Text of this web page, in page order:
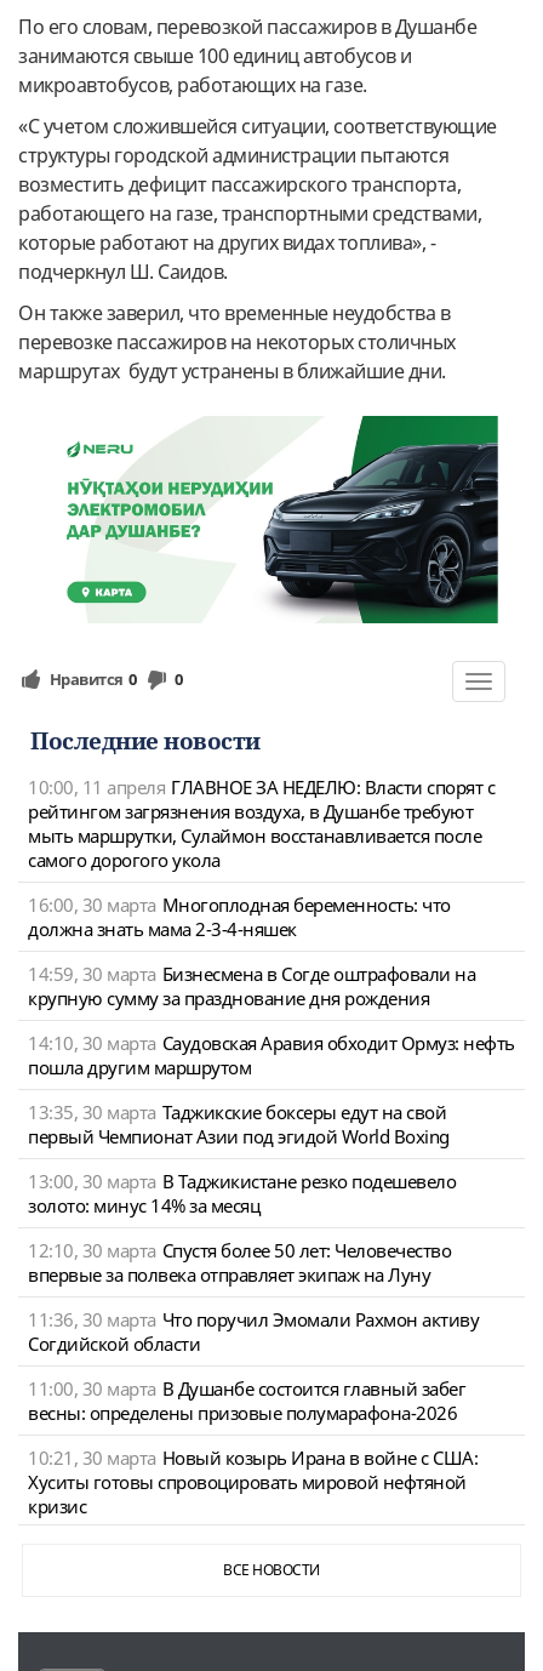
По его словам, перевозкой пассажиров в Душанбе
занимаются свыше 100 единиц автобусов и
микроавтобусов, работающих на газе.
«С учетом сложившейся ситуации, соответствующие
структуры городской администрации пытаются
возместить дефицит пассажирского транспорта,
работающего на газе, транспортными средствами,
которые работают на других видах топлива», -
подчеркнул Ш. Саидов.
Он также заверил, что временные неудобства в
перевозке пассажиров на некоторых столичных
маршрутах будут устранены в ближайшие дни.
Toggle
Нравится 0 0
Последние новости
10:00, 11 апреля ГЛАВНОЕ ЗА НЕДЕЛЮ: Власти спорят с
рейтингом загрязнения воздуха, в Душанбе требуют
мыть маршрутки, Сулаймон восстанавливается после
самого дорогого укола
16:00, 30 марта Многоплодная беременность: что
должна знать мама 2-3-4-няшек
14:59, 30 марта Бизнесмена в Согде оштрафовали на
крупную сумму за празднование дня рождения
14:10, 30 марта Саудовская Аравия обходит Ормуз: нефть
пошла другим маршрутом
13:35, 30 марта Таджикские боксеры едут на свой
первый Чемпионат Азии под эгидой World Boxing
13:00, 30 марта В Таджикистане резко подешевело
золото: минус 14% за месяц
12:10, 30 марта Спустя более 50 лет: Человечество
впервые за полвека отправляет экипаж на Луну
11:36, 30 марта Что поручил Эмомали Рахмон активу
Согдийской области
11:00, 30 марта В Душанбе состоится главный забег
весны: определены призовые полумарафона-2026
10:21, 30 марта Новый козырь Ирана в войне с США:
Хуситы готовы спровоцировать мировой нефтяной
кризис
ВСЕ НОВОСТИ